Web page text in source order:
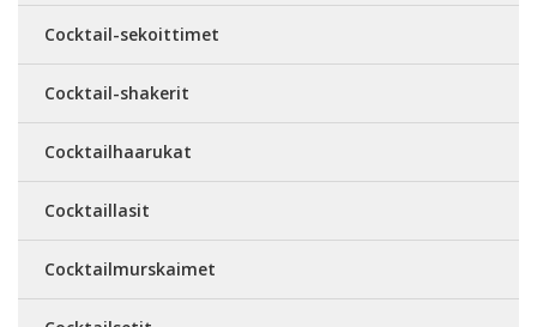
Cocktail-sekoittimet
Cocktail-shakerit
Cocktailhaarukat
Cocktaillasit
Cocktailmurskaimet